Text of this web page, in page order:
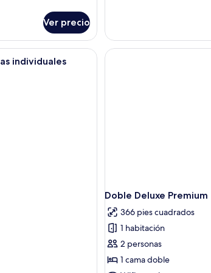
Ver precio
estándar
de hotel con dos camas, cada una con almohada
individuales
Doble Deluxe Premium
366 pies cuadrados
1 habitación
2 personas
1 cama doble